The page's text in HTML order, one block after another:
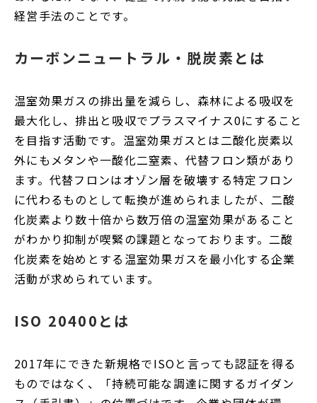
経営手法のことです。
カーボンニュートラル・脱炭素とは
温室効果ガスの排出量を減らし、森林による吸収を
最大化し、排出と吸収でプラスマイナス0にすること
を目指す活動です。温室効果ガスとは二酸化炭素以
外にもメタンや一酸化二窒素、代替フロン類があり
ます。代替フロンはオゾン層を破壊する特定フロン
に代わるものとして転換が進められましたが、二酸
化炭素より数十倍から数万倍の温室効果があること
がわかり抑制が喫緊の課題となっております。二酸
化炭素を始めとする温室効果ガスを最小化する企業
活動が求められています。
ISO 20400とは
2017年にできた新規格でISOと言っても認証を得る
ものではなく、「持続可能な調達に関するガイダン